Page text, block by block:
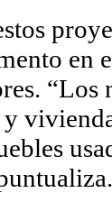
en
y